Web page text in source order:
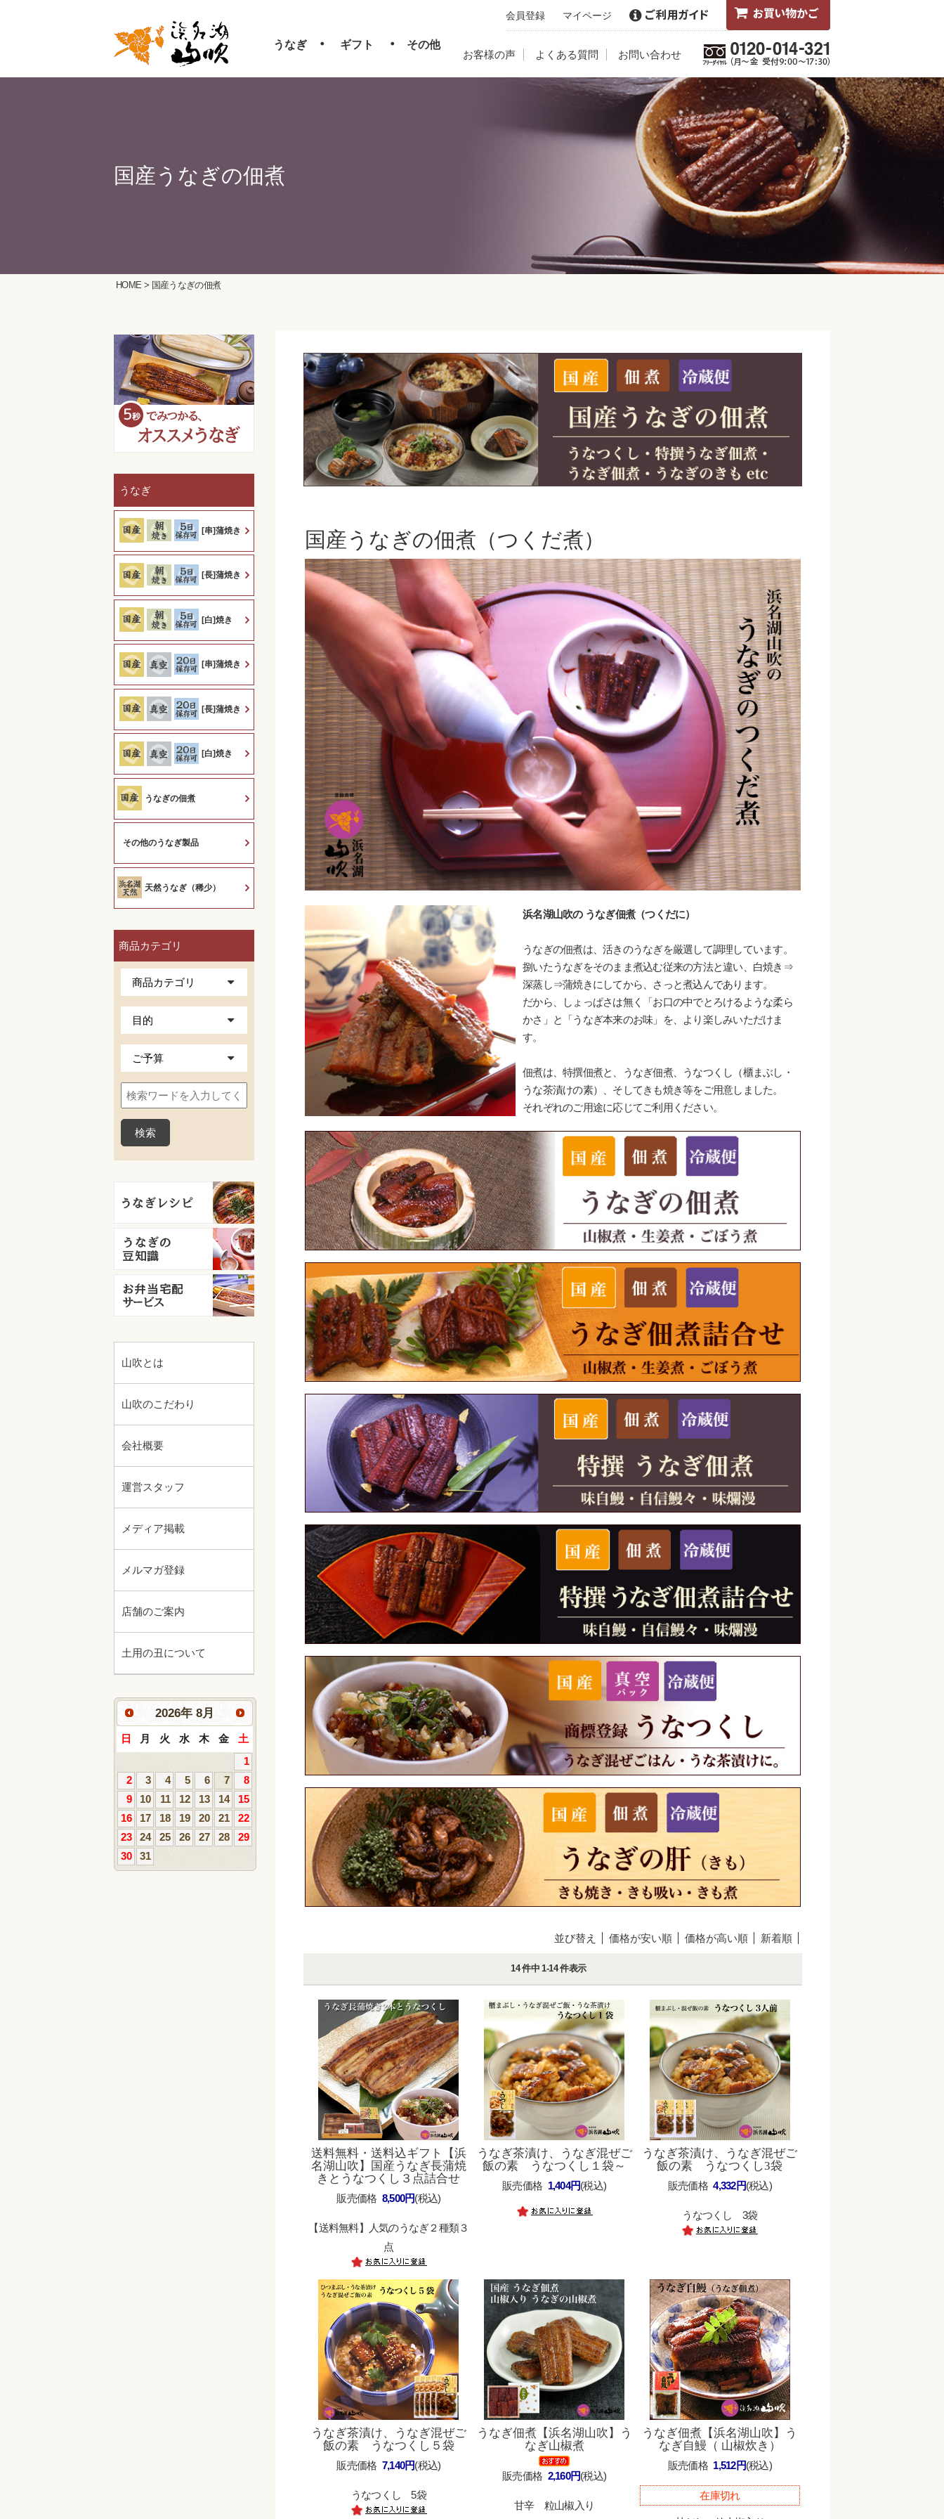
会員登録 マイページ
うなぎ ・ ギフト ・ その他
お客様の声 よくある質問 お問い合わせ
うなぎ
[串]蒲焼き
[長]蒲焼き
[白]焼き
[串]蒲焼き
[長]蒲焼き
[白]焼き
うなぎの佃煮
その他のうなぎ製品
天然うなぎ（稀少）
商品カテゴリ
山吹とは
山吹のこだわり
会社概要
運営スタッフ
メディア掲載
メルマガ登録
店舗のご案内
土用の丑について
2026年8月
日 月 火 水 木 金
土
1
2
3 4 5 6 7
8
9
10 11 12 13 14
15
16
17 18 19 20 21
22
23
24 25 26 27 28
29
30
31
HOME > 国産うなぎの佃煮
国産うなぎの佃煮（つくだ煮）
浜名湖山吹の うなぎ佃煮（つくだに）
うなぎの佃煮は、活きのうなぎを厳選して調理しています。
捌いたうなぎをそのまま煮込む従来の方法と違い、白焼き⇒
深蒸し⇒蒲焼きにしてから、さっと煮込んであります。
だから、しょっぱさは無く「お口の中でとろけるような柔ら
かさ」と「うなぎ本来のお味」を、より楽しみいただけま
す。
佃煮は、特撰佃煮と、うなぎ佃煮、うなつくし（櫃まぶし・
うな茶漬けの素）、そしてきも焼き等をご用意しました。
それぞれのご用途に応じてご利用ください。
並び替え 価格が安い順 価格が高い順 新着順
14 件中 1-14 件表示
送料無料・送料込ギフト
【浜
名湖山吹】国産うなぎ長蒲焼
きとうなつくし３点詰合せ
販売価格 8,500円(税込)
【送料無料】人気のうなぎ２種類３
点
うなぎ茶漬け、うなぎ混ぜご
飯の素 うなつくし１袋～
販売価格 1,404円(税込)
うなぎ茶漬け、うなぎ混ぜご
飯の素 うなつくし3袋
販売価格 4,332円(税込)
うなつくし 3袋
うなぎ茶漬け、うなぎ混ぜご
飯の素 うなつくし５袋
販売価格 7,140円(税込)
うなつくし 5袋
うなぎ佃煮【浜名湖山吹】う
なぎ山椒煮
販売価格 2,160円(税込)
甘辛 粒山椒入り
うなぎ佃煮【浜名湖山吹】う
なぎ自鰻（ 山椒炊き）
販売価格 1,512円(税込)
在庫切れ